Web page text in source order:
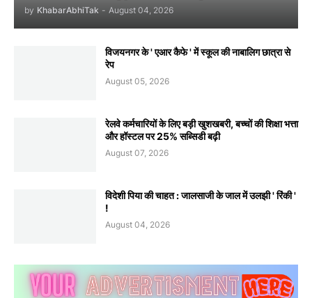
by KhabarAbhiTak - August 04, 2026
विजयनगर के ' एआर कैफे ' में स्कूल की नाबालिग छात्रा से
रेप
August 05, 2026
रेलवे कर्मचारियों के लिए बड़ी खुशखबरी, बच्चों की शिक्षा भत्ता
और हॉस्टल पर 25% सब्सिडी बढ़ी
August 07, 2026
विदेशी पिया की चाहत : जालसाजी के जाल में उलझी ' रिंकी '
!
August 04, 2026